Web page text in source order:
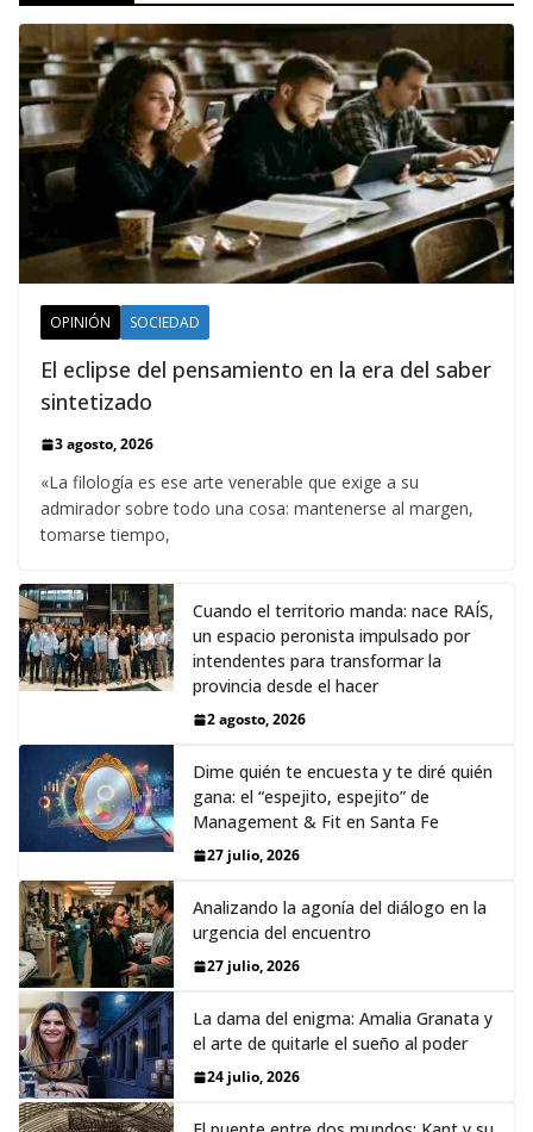
OPINIÓN SOCIEDAD
El eclipse del pensamiento en la era del saber
sintetizado
3 agosto, 2026
«La filología es ese arte venerable que exige a su
admirador sobre todo una cosa: mantenerse al margen,
tomarse tiempo,
Cuando el territorio manda: nace RAÍS,
un espacio peronista impulsado por
intendentes para transformar la
provincia desde el hacer
2 agosto, 2026
Dime quién te encuesta y te diré quién
gana: el “espejito, espejito” de
Management & Fit en Santa Fe
27 julio, 2026
Analizando la agonía del diálogo en la
urgencia del encuentro
27 julio, 2026
La dama del enigma: Amalia Granata y
el arte de quitarle el sueño al poder
24 julio, 2026